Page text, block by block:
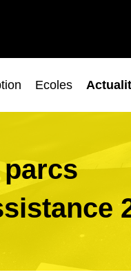
Ecoles